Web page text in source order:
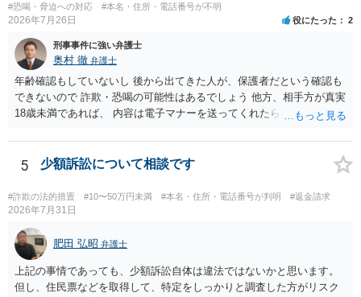
#恐喝・脅迫への対応
#本名・住所・電話番号が不明
2026年7月26日 役にたった 2
刑事事件に強い弁護士
奥村 徹 弁護士
年齢確認もしていないし 後から出てきた人が、保護者だという確認も
できないので 詐欺・恐喝の可能性はあるでしょう 他方、相手方が真実
18歳未満であれば、 内容は電子マナーを送ってくれたら自慰行為など
画の尺は10分ほど、服を着たままで胸を触って欲しい、などの要望を
して、要求された金額(1000円程度)の電子マネーを送信してしまいま
した。 そこから、撮影するまで暇なので顔の雰囲気の写真を交換して
欲しい、住んでいる都道府県と区を教えてと言われたので教えたりと
言ったやり取りをしていました。 というやりとりは、青少年条例違反
（わいせつ行為）の疑いがあります。18歳未満と知らなくても処罰可
能です。
5 少額訴訟について相談です
#詐欺の法的措置 #10〜50万円未満 #本名・住所・電話番号が判明 #返金請求
2026年7月31日
肥田 弘昭 弁護士
上記の事情であっても、少額訴訟自体は違法ではないかと思います。
但し、住民票などを取得して、特定をしっかりと調査した方がリスク